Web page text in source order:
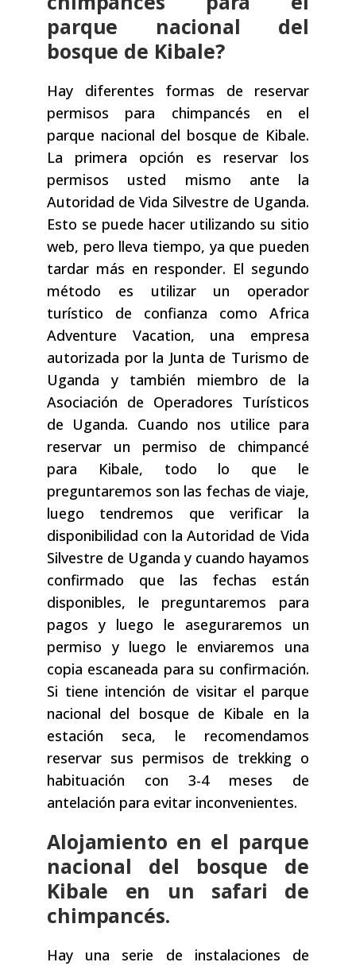
parque nacional del
bosque de Kibale?
Hay diferentes formas de reservar
permisos para chimpancés en el
parque nacional del bosque de Kibale.
La primera opción es reservar los
permisos usted mismo ante la
Autoridad de Vida Silvestre de Uganda.
Esto se puede hacer utilizando su sitio
web, pero lleva tiempo, ya que pueden
tardar más en responder. El segundo
método es utilizar un operador
turístico de confianza como Africa
Adventure Vacation, una empresa
autorizada por la Junta de Turismo de
Uganda y también miembro de la
Asociación de Operadores Turísticos
de Uganda. Cuando nos utilice para
reservar un permiso de chimpancé
para Kibale, todo lo que le
preguntaremos son las fechas de viaje,
luego tendremos que verificar la
disponibilidad con la Autoridad de Vida
Silvestre de Uganda y cuando hayamos
confirmado que las fechas están
disponibles, le preguntaremos para
pagos y luego le aseguraremos un
permiso y luego le enviaremos una
copia escaneada para su confirmación.
Si tiene intención de visitar el parque
nacional del bosque de Kibale en la
estación seca, le recomendamos
reservar sus permisos de trekking o
habituación con 3-4 meses de
antelación para evitar inconvenientes.
Alojamiento en el parque
nacional del bosque de
Kibale en un safari de
chimpancés.
Hay una serie de instalaciones de